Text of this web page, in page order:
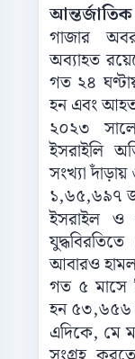
গাজার
অব্যাহত
গত ২৪
হন এবং
২০২৩
ইসরাইলি
সংখ্যা
১,৬৫,৬৯৭
ইসরাইল
আবারও
গত ৫
হন
এদিকে, মে